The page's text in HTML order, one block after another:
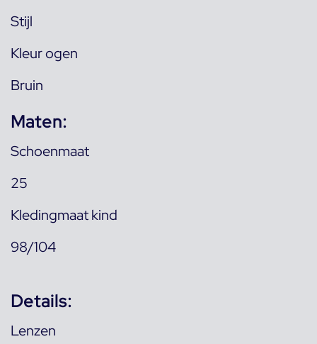
Stijl
Kleur ogen
Bruin
Maten:
Schoenmaat
25
Kledingmaat kind
98/104
Details:
Lenzen